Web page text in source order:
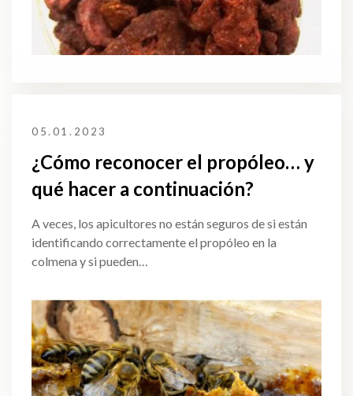
05.01.2023
¿Cómo reconocer el propóleo… y
qué hacer a continuación?
A veces, los apicultores no están seguros de si están
identificando correctamente el propóleo en la
colmena y si pueden…